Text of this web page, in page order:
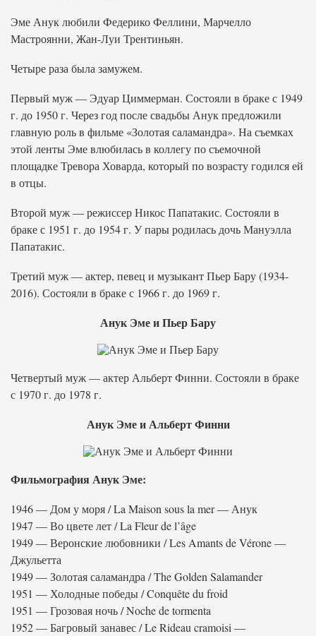
Эме Анук любили Федерико Феллини, Марчелло
Мастроянни, Жан-Луи Трентиньян.
Четыре раза была замужем.
Первый муж — Эдуар Циммерман. Состояли в браке с 1949
г. до 1950 г. Через год после свадьбы Анук предложили
главную роль в фильме «Золотая саламандра». На съемках
этой ленты Эме влюбилась в коллегу по съемочной
площадке Тревора Ховарда, который по возрасту годился ей
в отцы.
Второй муж — режиссер Никос Папатакис. Состояли в
браке с 1951 г. до 1954 г. У пары родилась дочь Мануэлла
Папатакис.
Третий муж — актер, певец и музыкант Пьер Бару (1934-
2016). Состояли в браке с 1966 г. до 1969 г.
Анук Эме и Пьер Бару
Четвертый муж — актер Альберт Финни. Состояли в браке
с 1970 г. до 1978 г.
Анук Эме и Альберт Финни
Фильмография Анук Эме:
1946 — Дом у моря / La Maison sous la mer — Анук
1947 — Во цвете лет / La Fleur de l’âge
1949 — Веронские любовники / Les Amants de Vérone —
Джульетта
1949 — Золотая саламандра / The Golden Salamander
1951 — Холодные победы / Conquête du froid
1951 — Грозовая ночь / Noche de tormenta
1952 — Багровый занавес / Le Rideau cramoisi —